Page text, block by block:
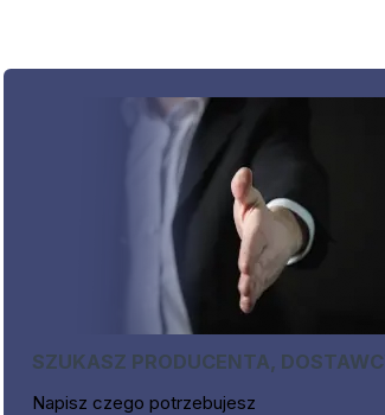
SZUKASZ PRODUCENTA,
Napisz czego potrzebujesz